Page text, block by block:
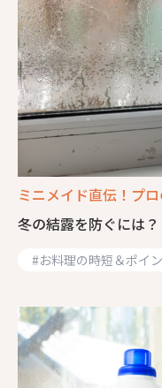
ミニメイド直伝！プ
冬の結露を防ぐには？
#お料理の時短＆ポイ